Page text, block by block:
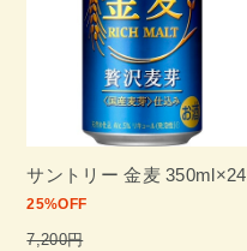
サントリー 金麦 350ml×24
25%OFF
7,200円